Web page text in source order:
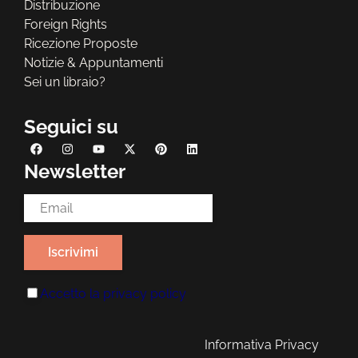
Distribuzione
Foreign Rights
Ricezione Proposte
Notizie & Appuntamenti
Sei un libraio?
Seguici su
Newsletter
Email Address*
Accetto la privacy policy
Informativa Privacy